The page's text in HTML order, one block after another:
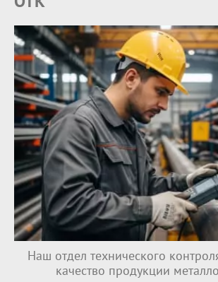
Наш отдел технического
качество продукции